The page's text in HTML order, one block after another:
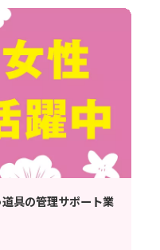
具の管理サポート業